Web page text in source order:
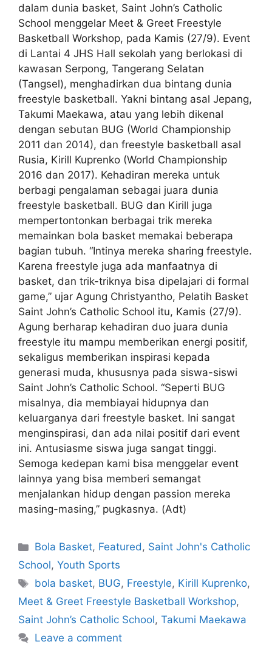
dalam dunia basket, Saint John’s Catholic
School menggelar Meet & Greet Freestyle
Basketball Workshop, pada Kamis (27/9). Event
di Lantai 4 JHS Hall sekolah yang berlokasi di
kawasan Serpong, Tangerang Selatan
(Tangsel), menghadirkan dua bintang dunia
freestyle basketball. Yakni bintang asal Jepang,
Takumi Maekawa, atau yang lebih dikenal
dengan sebutan BUG (World Championship
2011 dan 2014), dan freestyle basketball asal
Rusia, Kirill Kuprenko (World Championship
2016 dan 2017). Kehadiran mereka untuk
berbagi pengalaman sebagai juara dunia
freestyle basketball. BUG dan Kirill juga
mempertontonkan berbagai trik mereka
memainkan bola basket memakai beberapa
bagian tubuh. “Intinya mereka sharing freestyle.
Karena freestyle juga ada manfaatnya di
basket, dan trik-triknya bisa dipelajari di formal
game,” ujar Agung Christyantho, Pelatih Basket
Saint John’s Catholic School itu, Kamis (27/9).
Agung berharap kehadiran duo juara dunia
freestyle itu mampu memberikan energi positif,
sekaligus memberikan inspirasi kepada
generasi muda, khususnya pada siswa-siswi
Saint John’s Catholic School. “Seperti BUG
misalnya, dia membiayai hidupnya dan
keluarganya dari freestyle basket. Ini sangat
menginspirasi, dan ada nilai positif dari event
ini. Antusiasme siswa juga sangat tinggi.
Semoga kedepan kami bisa menggelar event
lainnya yang bisa memberi semangat
menjalankan hidup dengan passion mereka
masing-masing,” pugkasnya. (Adt)
Bola Basket, Featured, Saint John's Catholic
School, Youth Sports
bola basket, BUG, Freestyle, Kirill Kuprenko,
Meet & Greet Freestyle Basketball Workshop,
Saint John’s Catholic School, Takumi Maekawa
Leave a comment